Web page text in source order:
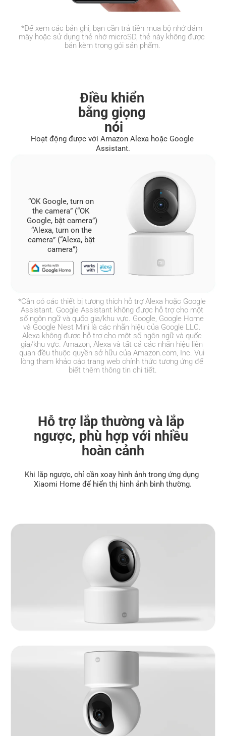
*Để xem các bản ghi, bạn cần trả tiền mua bộ nhớ đám
mây hoặc sử dụng thẻ nhớ microSD, thẻ này không được
bán kèm trong gói sản phẩm.
Điều khiển
bằng giọng
nói
Hoạt động được với Amazon Alexa hoặc Google
Assistant.
“OK Google, turn on
the camera” (“OK
Google, bật camera”)
“Alexa, turn on the
camera” (“Alexa, bật
camera”)
*Cần có các thiết bị tương thích hỗ trợ Alexa hoặc Google
Assistant. Google Assistant không được hỗ trợ cho một
số ngôn ngữ và quốc gia/khu vực. Google, Google Home
và Google Nest Mini là các nhãn hiệu của Google LLC.
Alexa không được hỗ trợ cho một số ngôn ngữ và quốc
gia/khu vực. Amazon, Alexa và tất cả các nhãn hiệu liên
quan đều thuộc quyền sở hữu của Amazon.com, Inc. Vui
lòng tham khảo các trang web chính thức tương ứng để
biết thêm thông tin chi tiết.
Hỗ trợ lắp thường và lắp
ngược, phù hợp với nhiều
hoàn cảnh
Khi lắp ngược, chỉ cần xoay hình ảnh trong ứng dụng
Xiaomi Home để hiển thị hình ảnh bình thường.